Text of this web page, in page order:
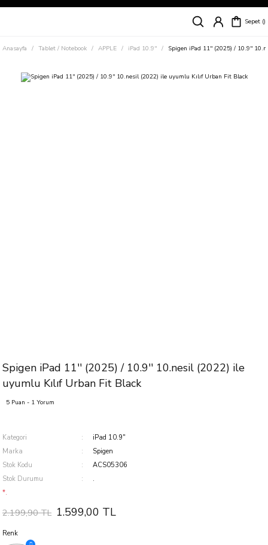
Siparişleriniz
Süper İndirimli Fiyatlar
Sepet
Anasayfa Tablet / Notebook APPLE iPad 10.9'' Spigen iPad 11'' (2025) / 10.9''
Spigen iPad 11'' (2025) / 10.9'' 10.nesil (2022) ile
uyumlu Kılıf Urban Fit Black
5 Puan - 1 Yorum
Kategori
iPad 10.9''
Marka
Spigen
Stok Kodu
ACS05306
Stok Durumu
.
*.
2.199,90 TL 1.599,00 TL
Renk